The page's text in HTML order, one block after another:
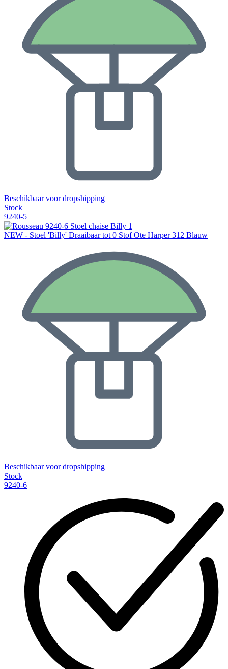
Beschikbaar voor dropshipping
Stock
9240-5
NEW - Stoel 'Billy' Draaibaar tot 0 Stof Ote Harper 312 Blauw
Beschikbaar voor dropshipping
Stock
9240-6